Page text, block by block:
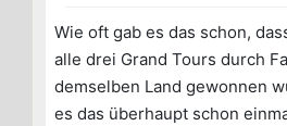
Wie oft gab es das schon,
alle drei Grand Tours durch
demselben Land gewonnen
es das überhaupt schon